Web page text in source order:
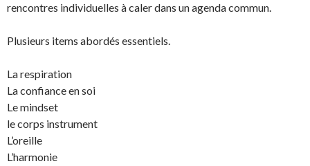
rencontres individuelles à caler dans un agenda commun.
Plusieurs items abordés essentiels.
La respiration
La confiance en soi
Le mindset
le corps instrument
L’oreille
L’harmonie